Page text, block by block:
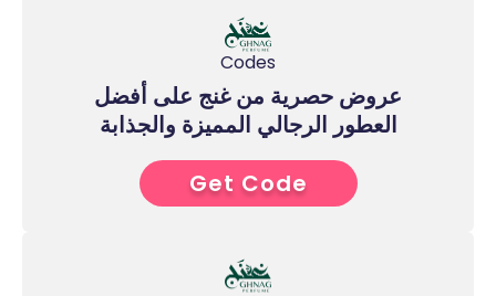
Codes
عروض حصرية من غنج على أفضل
العطور الرجالي المميزة والجذابة
7****
Get Code